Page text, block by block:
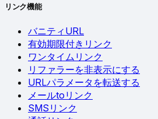
リンク機能
バニティURL
有効期限付きリンク
ワンタイムリンク
リファラーを非表示にする
URLパラメータを転送する
メールtoリンク
SMSリンク